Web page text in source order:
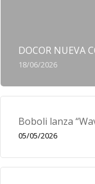
DOCOR NUEVA
18/06/2026
Boboli lanza
05/05/2026